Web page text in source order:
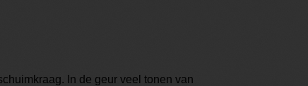
In de geur veel tonen van